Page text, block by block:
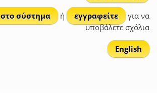
στο σύστημα ή εγγραφείτε
για να
υποβάλετε σχόλια
English